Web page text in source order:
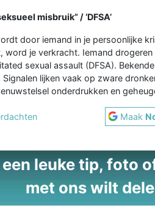
misbruik” / ‘DFSA’
door iemand in je persoonlijke
word je verkracht. Iemand
sexual assault (DFSA).
lijken vaak op zware
onderdrukken en
Maak
een leuke tip, foto
met ons wilt